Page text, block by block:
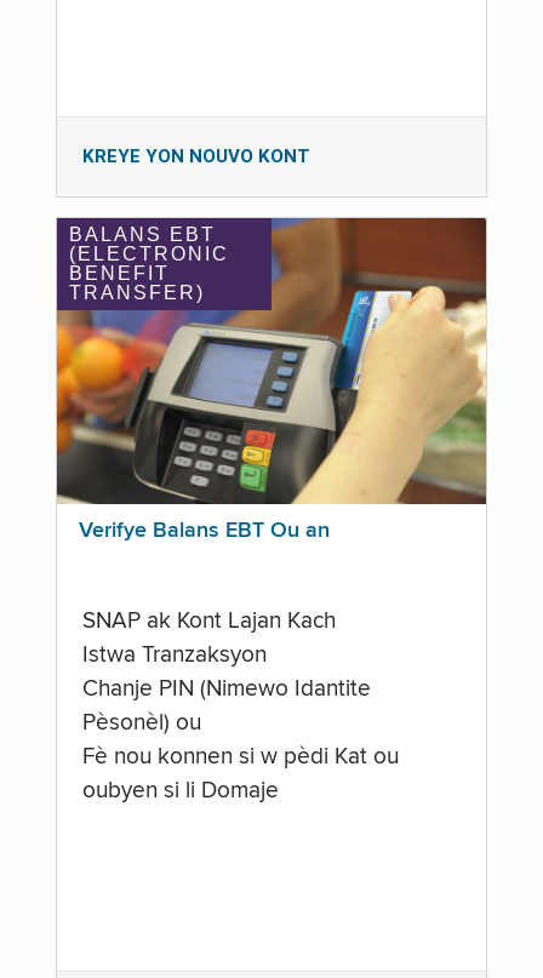
KREYE YON NOUVO KONT
BALANS EBT
(ELECTRONIC
BENEFIT
TRANSFER)
Verifye Balans EBT Ou an
SNAP ak Kont Lajan Kach
Istwa Tranzaksyon
Chanje PIN (Nimewo Idantite
Pèsonèl) ou
Fè nou konnen si w pèdi Kat ou
oubyen si li Domaje